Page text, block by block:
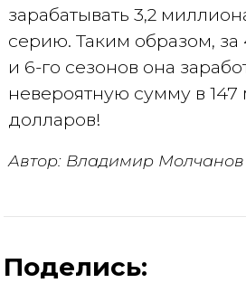
зарабатывать 3,2
серию. Таким образом, за
и 6-го сезонов она
невероятную сумму в
долларов!
Автор: Владимир Молчанов
Поделись: